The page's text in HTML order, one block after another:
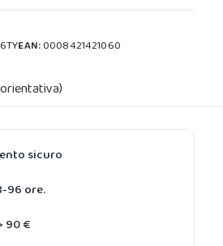
EAN:0008421421060
sicuro
96 ore.
90 €